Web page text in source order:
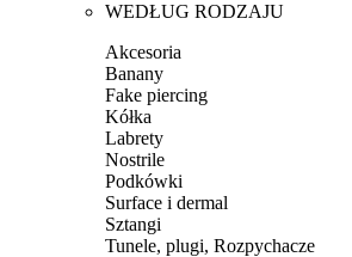
WEDŁUG RODZAJU
Akcesoria
Banany
Fake piercing
Kółka
Labrety
Nostrile
Podkówki
Surface i dermal
Sztangi
Tunele, plugi, Rozpychacze